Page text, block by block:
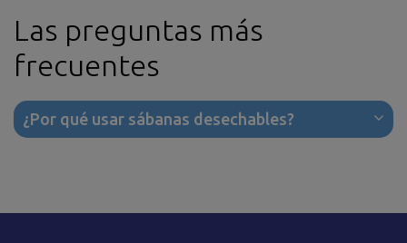
Las preguntas más
frecuentes
¿Por qué usar sábanas desechables?